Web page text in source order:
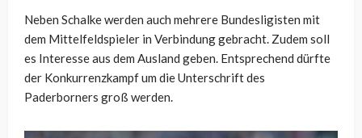
Neben Schalke werden auch mehrere Bundesligisten mit
dem Mittelfeldspieler in Verbindung gebracht. Zudem soll
es Interesse aus dem Ausland geben. Entsprechend dürfte
der Konkurrenzkampf um die Unterschrift des
Paderborners groß werden.